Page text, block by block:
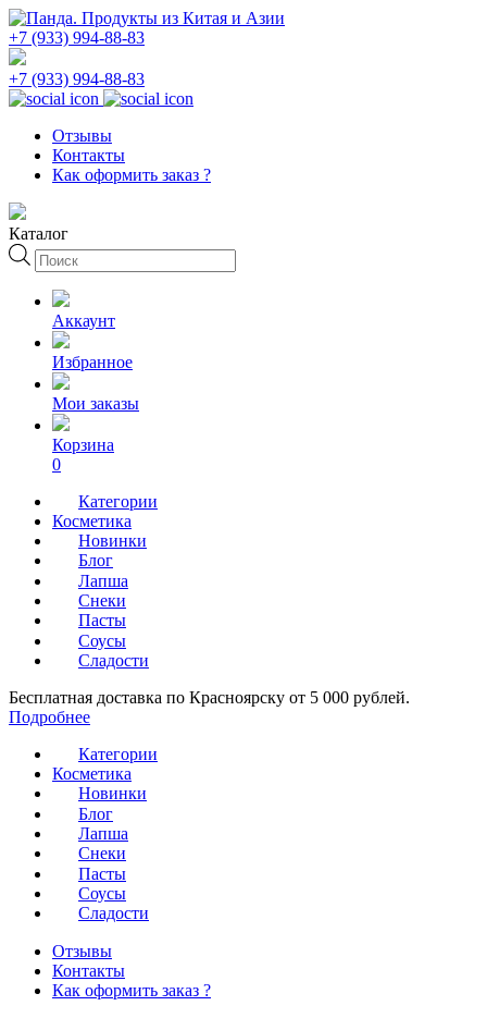
+7 (933) 994-88-83
+7 (933) 994-88-83
Отзывы
Контакты
Как оформить заказ ?
Каталог
Поиск
товаров
Аккаунт
Избранное
Мои заказы
Корзина
0
Категории
Косметика
Новинки
Блог
Лапша
Снеки
Пасты
Соусы
Сладости
Бесплатная доставка по Красноярску от 5 000 рублей.
Подробнее
Категории
Косметика
Новинки
Блог
Лапша
Снеки
Пасты
Соусы
Сладости
Отзывы
Контакты
Как оформить заказ ?